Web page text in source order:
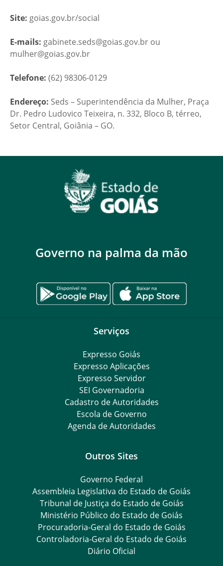
Site: goias.gov.br/social
E-mails: gabinete.seds@goias.gov.br ou
mulher@goias.gov.br
Telefone: (62) 98306-0129
Endereço: Seds – Superintendência da Mulher, Praça
Dr. Pedro Ludovico Teixeira, n. 332, Bloco B, térreo,
Setor Central, Goiânia – GO.
Governo na palma da mão
Serviços
Expresso Goiás
Expresso Aplicações
Expresso Servidor
SEI Governadoria
Cadastro de Autoridades
Escola de Governo
Agenda de Autoridades
Outros Sites
Governo Federal
Assembleia Legislativa do Estado de Goiás
Tribunal de Justiça do Estado de Goiás
Ministério Público do Estado de Goiás
Procuradoria-Geral do Estado de Goiás
Controladoria-Geral do Estado de Goiás
Diário Oficial